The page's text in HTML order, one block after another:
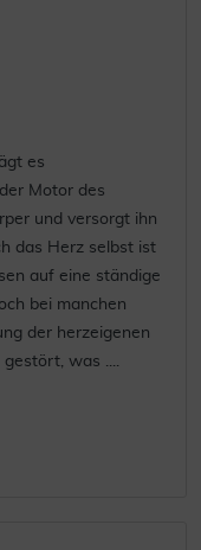
es
Motor des
und versorgt ihn
das Herz selbst ist
auf eine ständige
bei manchen
der herzeigenen
was ....